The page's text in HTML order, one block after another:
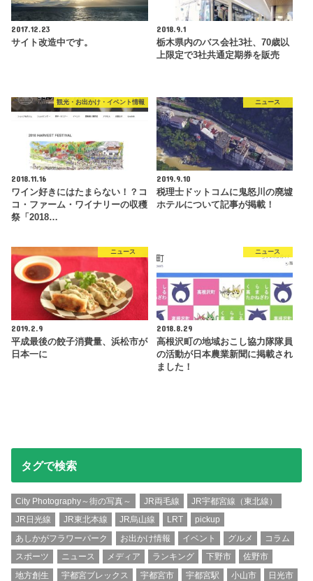
2017.12.23
サイト改造中です。
2018.9.1
栃木県内のバス会社3社、70歳以
上限定で3社共通定期券を販売
観光・お出かけ・イベント情報
2018.11.16
ワイン好きにはたまらない！？コ
コ・ファーム・ワイナリーの収穫
祭「2018…
ニュース
2019.9.10
税理士ドットコムに鬼怒川の廃墟
ホテルについて記事が掲載！
ニュース
2019.2.9
平成最後の餃子消費量、浜松市が
日本一に
ニュース
2018.8.29
高根沢町の地域おこし協力隊隊員
の活動が日本農業新聞に掲載され
ました！
タグで検索
City Photography～街の写真～ JR両毛線
JR宇都宮線（東北線）
JR日光線
JR東北本線 JR烏山線 LRT
pickup
あしかがフラワーパーク
お出かけ情報 イベント グルメ
コラム
スポーツ
ニュース メディア ランキング 下野市
佐野市
地方創生
宇都宮ブレックス 宇都宮市 宇都宮駅 小山市
日光市